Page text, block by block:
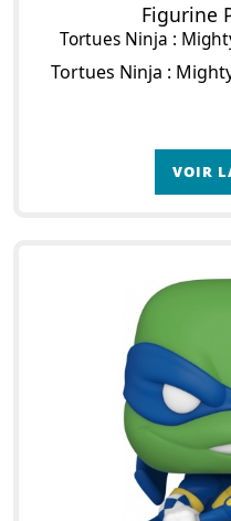
Figurine
Tortues Ninja :
Tortues Ninja :
VOIR